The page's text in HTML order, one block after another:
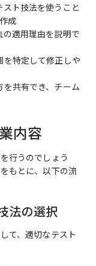
スト技法を使うこと
成
の適用理由を説明で
特定して修正しや
を共有でき、チーム
内容
行うのでしょう
もとに、以下の流
法の選択
て、適切なテスト